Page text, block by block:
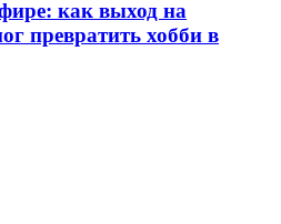
как выход на
превратить хобби в